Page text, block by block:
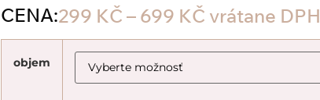
CENA:299 KČ – 699 KČ vrátane DPH
objem